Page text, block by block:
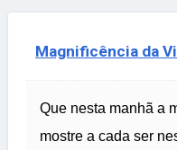
Magnificência da
Que nesta manhã a
mostre a cada ser